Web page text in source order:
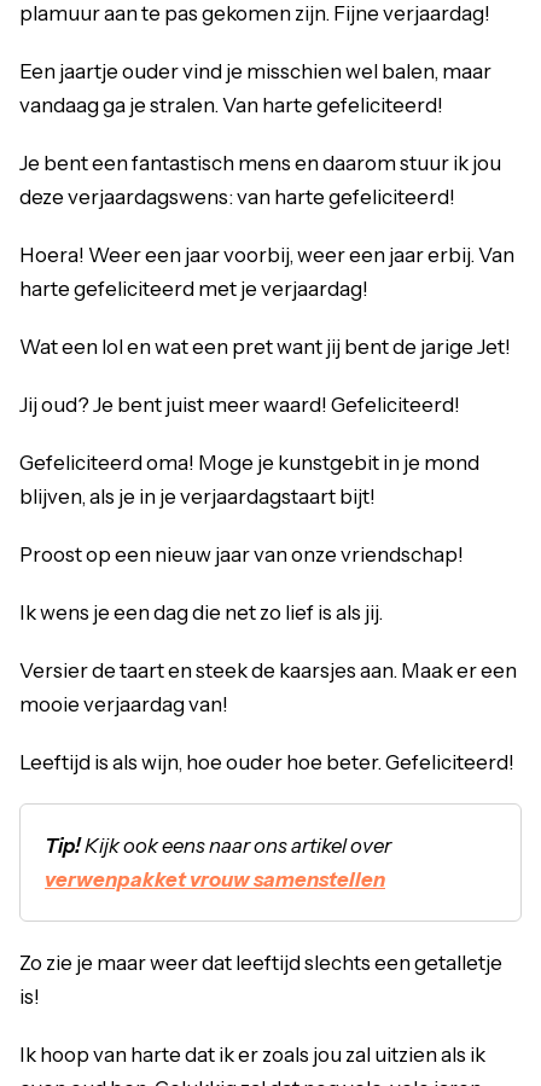
plamuur aan te pas gekomen zijn. Fijne verjaardag!
Een jaartje ouder vind je misschien wel balen, maar
vandaag ga je stralen. Van harte gefeliciteerd!
Je bent een fantastisch mens en daarom stuur ik jou
deze verjaardagswens: van harte gefeliciteerd!
Hoera! Weer een jaar voorbij, weer een jaar erbij. Van
harte gefeliciteerd met je verjaardag!
Wat een lol en wat een pret want jij bent de jarige Jet!
Jij oud? Je bent juist meer waard! Gefeliciteerd!
Gefeliciteerd oma! Moge je kunstgebit in je mond
blijven, als je in je verjaardagstaart bijt!
Proost op een nieuw jaar van onze vriendschap!
Ik wens je een dag die net zo lief is als jij.
Versier de taart en steek de kaarsjes aan. Maak er een
mooie verjaardag van!
Leeftijd is als wijn, hoe ouder hoe beter. Gefeliciteerd!
Tip!Kijk ook eens naar ons artikel over
verwenpakket vrouw samenstellen
Zo zie je maar weer dat leeftijd slechts een getalletje
is!
Ik hoop van harte dat ik er zoals jou zal uitzien als ik